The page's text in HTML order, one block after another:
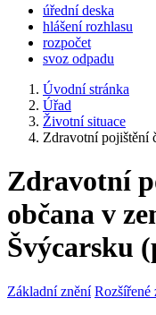
úřední deska
hlášení rozhlasu
rozpočet
svoz odpadu
Úvodní stránka
Úřad
Životní situace
Zdravotní pojištění
Zdravotní
občana v
Švýcarsku
Základní znění Rozšířené